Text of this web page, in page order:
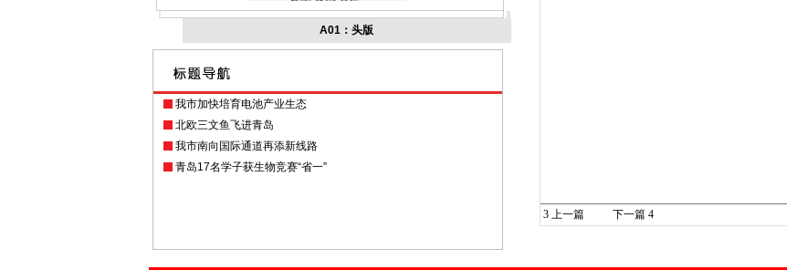
A01：头版
我市加快培育电池产业生态
北欧三文鱼飞进青岛
我市南向国际通道再添新线路
青岛17名学子获生物竞赛“省一”
3 上一篇 下一篇 4